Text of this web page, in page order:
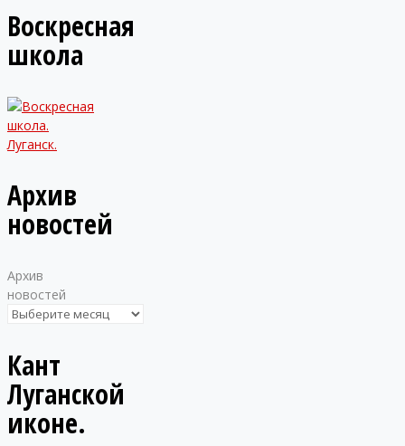
Воскресная
школа
Архив
новостей
Архив
новостей
Кант
Луганской
иконе.